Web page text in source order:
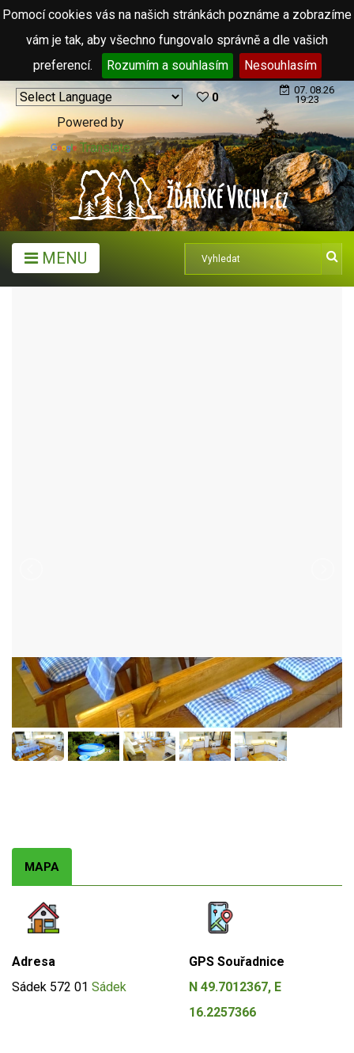
Pomocí cookies vás na našich stránkách poznáme a zobrazíme
vám je tak, aby všechno fungovalo správně a dle vašich
preferencí.
Rozumím a souhlasím Nesouhlasím
Powered by
Translate
0
07. 08.26
19:23
MENU
MAPA
Adresa
Sádek 572 01 Sádek
GPS Souřadnice
N 49.7012367, E
16.2257366